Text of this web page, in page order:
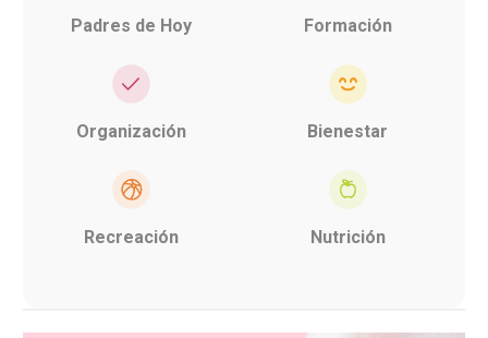
Padres de Hoy Formación
Organización Bienestar
Recreación Nutrición